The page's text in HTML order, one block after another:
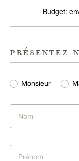
Budget:
présentez
Monsieur